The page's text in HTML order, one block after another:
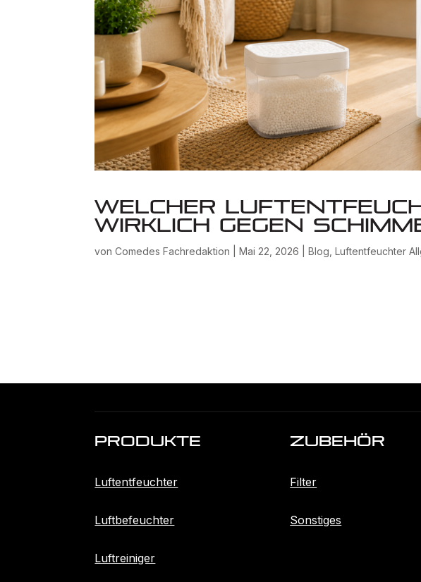
Welcher
wirklich gegen
vonComedes Fachredaktion |Mai 22, 2026 |Blog ,Luftentfeuchter
Produkte
Luftentfeuchter
Luftbefeuchter
Luftreiniger
ZubehöR
Filter
Sonstiges